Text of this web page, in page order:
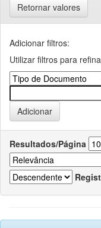
Retornar valores
Adicionar filtros:
Utilizar filtros para
Resultados/Página